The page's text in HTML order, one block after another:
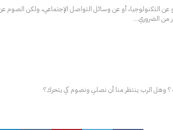
التكنولوجيا، أو عن وسائل التواصل الإجتماعي، ولكن الصوم
من الضروري…
؟ وهل الرب ينتظر منا أن نصلي ونصوم كي يتحرك؟